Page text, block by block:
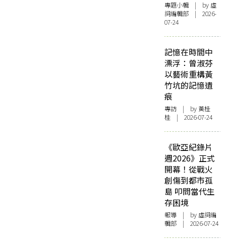
專題小輯 | by 虛
詞編輯部 | 2026-
07-24
記憶在時間中
漂浮：曾淑芬
以藝術重構黃
竹坑的記憶遺
痕
專訪 | by 黃桂
桂 | 2026-07-24
《歐亞紀錄片
週2026》正式
開幕！從戰火
創傷到都市孤
島 叩問當代生
存困境
報導 | by 虛詞編
輯部 | 2026-07-24